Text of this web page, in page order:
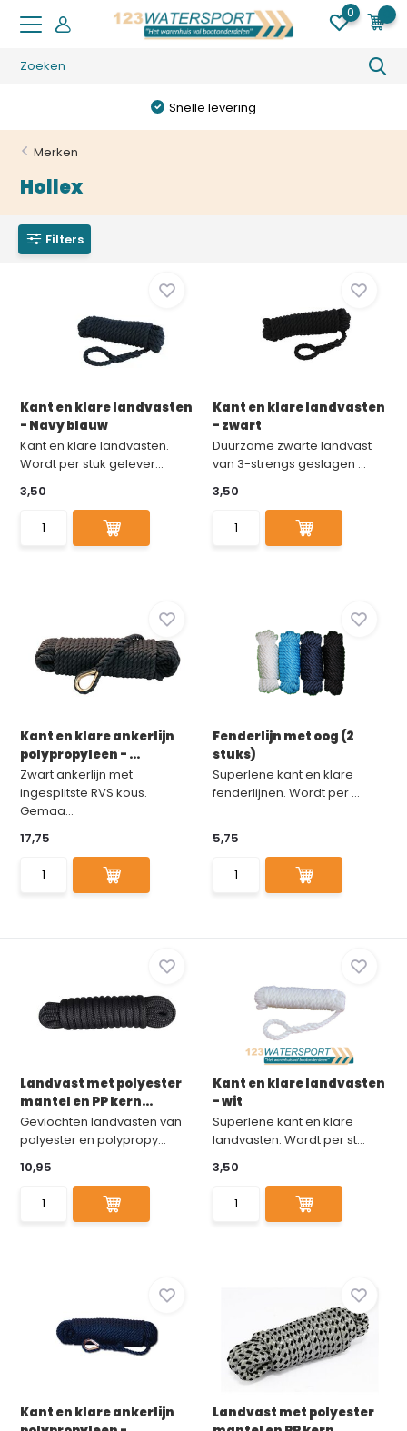
0
Snelle levering
Merken
Hollex
Filters
Kant en klare landvasten
- Navy blauw
Kant en klare landvasten.
Wordt per stuk gelever...
3,50
Kant en klare landvasten
- zwart
Duurzame zwarte landvast
van 3-strengs geslagen ...
3,50
Kant en klare ankerlijn
polypropyleen - ...
Zwart ankerlijn met
ingesplitste RVS kous.
Gemaa...
17,75
Fenderlijn met oog (2
stuks)
Superlene kant en klare
fenderlijnen. Wordt per ...
5,75
Landvast met polyester
mantel en PP kern...
Gevlochten landvasten van
polyester en polypropy...
10,95
Kant en klare landvasten
- wit
Superlene kant en klare
landvasten. Wordt per st...
3,50
Kant en klare ankerlijn
Landvast met polyester